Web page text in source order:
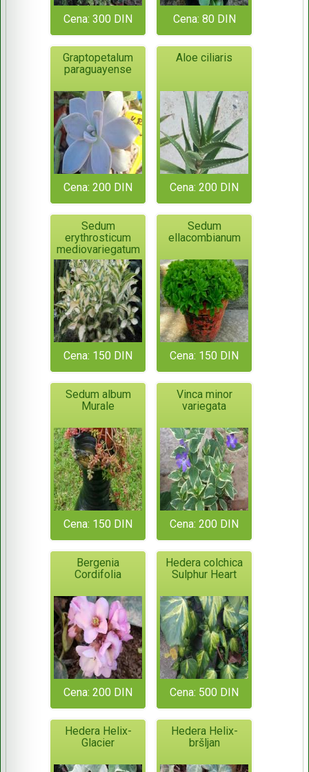
Cena: 300 DIN Cena: 80 DIN
Graptopetalum
paraguayense
Cena: 200 DIN
Aloe ciliaris
Cena: 200 DIN
Sedum
erythrosticum
mediovariegatum
Cena: 150 DIN
Sedum
ellacombianum
Cena: 150 DIN
Sedum album
Murale
Cena: 150 DIN
Vinca minor
variegata
Cena: 200 DIN
Bergenia
Cordifolia
Cena: 200 DIN
Hedera colchica
Sulphur Heart
Cena: 500 DIN
Hedera Helix-
Glacier
Hedera Helix-
bršljan